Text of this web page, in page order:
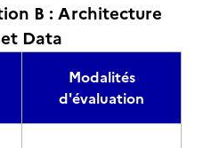
B : Architecture
Data
Modalités
d'évaluation